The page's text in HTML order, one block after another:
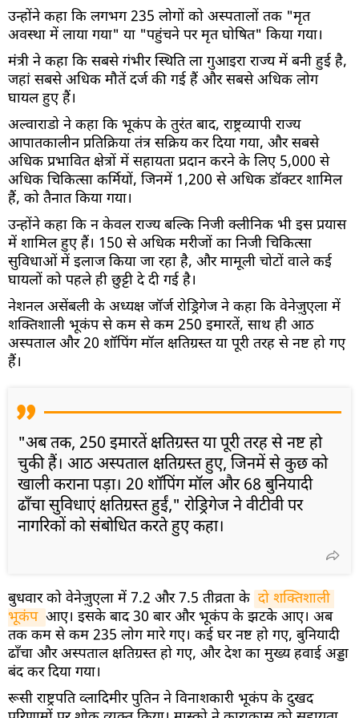
उन्होंने कहा कि लगभग 235 लोगों को अस्पतालों तक "मृत
अवस्था में लाया गया" या "पहुंचने पर मृत घोषित" किया गया।
मंत्री ने कहा कि सबसे गंभीर स्थिति ला गुआइरा राज्य में बनी हुई है,
जहां सबसे अधिक मौतें दर्ज की गई हैं और सबसे अधिक लोग
घायल हुए हैं।
अल्वाराडो ने कहा कि भूकंप के तुरंत बाद, राष्ट्रव्यापी राज्य
आपातकालीन प्रतिक्रिया तंत्र सक्रिय कर दिया गया, और सबसे
अधिक प्रभावित क्षेत्रों में सहायता प्रदान करने के लिए 5,000 से
अधिक चिकित्सा कर्मियों, जिनमें 1,200 से अधिक डॉक्टर शामिल
हैं, को तैनात किया गया।
उन्होंने कहा कि न केवल राज्य बल्कि निजी क्लीनिक भी इस प्रयास
में शामिल हुए हैं। 150 से अधिक मरीजों का निजी चिकित्सा
सुविधाओं में इलाज किया जा रहा है, और मामूली चोटों वाले कई
घायलों को पहले ही छुट्टी दे दी गई है।
नेशनल असेंबली के अध्यक्ष जॉर्ज रोड्रिगेज ने कहा कि वेनेज़ुएला में
शक्तिशाली भूकंप से कम से कम 250 इमारतें, साथ ही आठ
अस्पताल और 20 शॉपिंग मॉल क्षतिग्रस्त या पूरी तरह से नष्ट हो गए
हैं।
"अब तक, 250 इमारतें क्षतिग्रस्त या पूरी तरह से नष्ट हो
चुकी हैं। आठ अस्पताल क्षतिग्रस्त हुए, जिनमें से कुछ को
खाली कराना पड़ा। 20 शॉपिंग मॉल और 68 बुनियादी
ढाँचा सुविधाएं क्षतिग्रस्त हुईं," रोड्रिगेज ने वीटीवी पर
नागरिकों को संबोधित करते हुए कहा।
बुधवार को वेनेज़ुएला में 7.2 और 7.5 तीव्रता के दो शक्तिशाली
भूकंप आए। इसके बाद 30 बार और भूकंप के झटके आए। अब
तक कम से कम 235 लोग मारे गए। कई घर नष्ट हो गए, बुनियादी
ढाँचा और अस्पताल क्षतिग्रस्त हो गए, और देश का मुख्य हवाई अड्डा
बंद कर दिया गया।
रूसी राष्ट्रपति व्लादिमीर पुतिन ने विनाशकारी भूकंप के दुखद